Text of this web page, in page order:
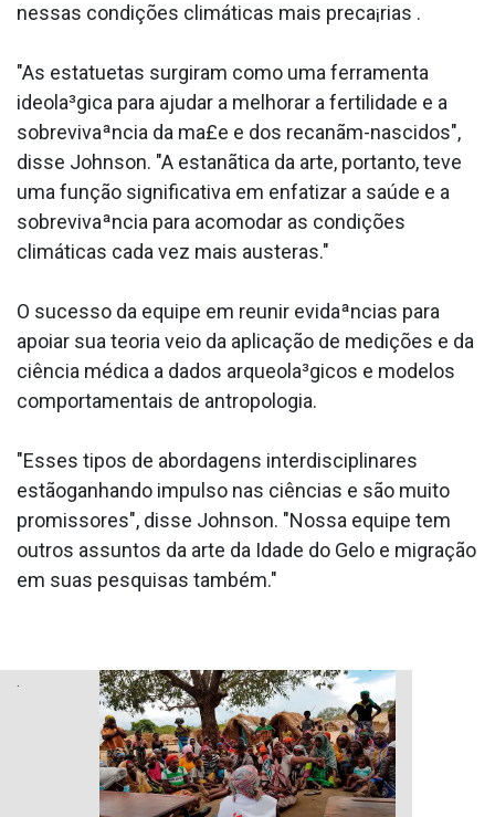
nessas condições climáticas mais preca¡rias .
"As estatuetas surgiram como uma ferramenta
ideola³gica para ajudar a melhorar a fertilidade e a
sobrevivaªncia da ma£e e dos recanãm-nascidos",
disse Johnson. "A estanãtica da arte, portanto, teve
uma função significativa em enfatizar a saúde e a
sobrevivaªncia para acomodar as condições
climáticas cada vez mais austeras."
O sucesso da equipe em reunir evidaªncias para
apoiar sua teoria veio da aplicação de medições e da
ciência médica a dados arqueola³gicos e modelos
comportamentais de antropologia.
"Esses tipos de abordagens interdisciplinares
estãoganhando impulso nas ciências e são muito
promissores", disse Johnson. "Nossa equipe tem
outros assuntos da arte da Idade do Gelo e migração
em suas pesquisas também."